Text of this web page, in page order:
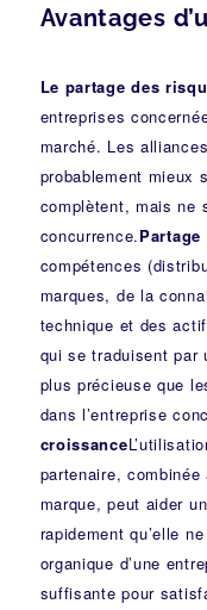
Avantages
Le partage des
entreprises
marché. Les
probablement mieux
complètent, mais ne
concurrence.
compétences
marques, de la
technique et des
qui se traduisent par
plus précieuse que
dans l’entreprise
croissance
partenaire, combinée
marque, peut aider
rapidement qu’elle
organique d’une
suffisante pour